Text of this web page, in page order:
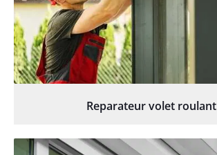
Reparateur volet roulant